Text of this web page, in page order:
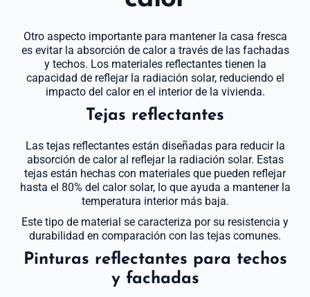
Otro aspecto importante para mantener la casa fresca
es evitar la absorción de calor a través de las fachadas
y techos. Los materiales reflectantes tienen la
capacidad de reflejar la radiación solar, reduciendo el
impacto del calor en el interior de la vivienda.
Tejas reflectantes
Las tejas reflectantes están diseñadas para reducir la
absorción de calor al reflejar la radiación solar. Estas
tejas están hechas con materiales que pueden reflejar
hasta el 80% del calor solar, lo que ayuda a mantener la
temperatura interior más baja.
Este tipo de material se caracteriza por su resistencia y
durabilidad en comparación con las tejas comunes.
Pinturas reflectantes para techos
y fachadas